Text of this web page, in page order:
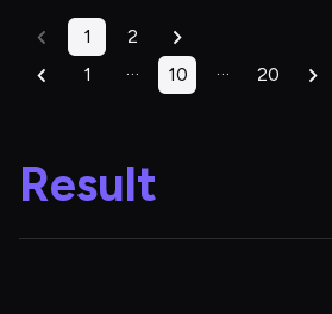
1 2
1 … 10 … 20
Result